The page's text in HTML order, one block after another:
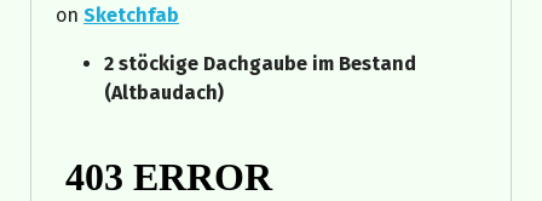
on Sketchfab
2 stöckige Dachgaube im Bestand
(Altbaudach)